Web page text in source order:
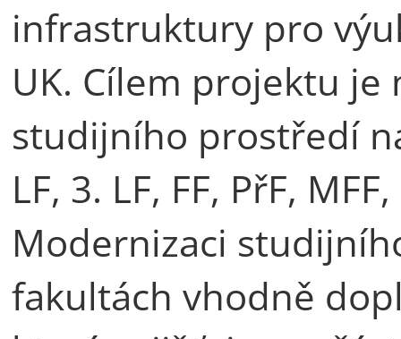
infrastruktury pro
UK. Cílem projektu
studijního prostředí na
LF, 3. LF, FF, PřF,
Modernizaci
fakultách vhodně